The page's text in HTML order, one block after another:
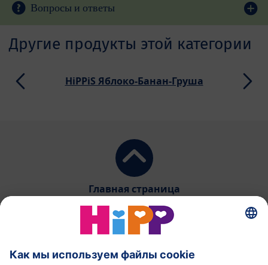
Вопросы и ответы
Другие продукты этой категории
HiPPiS Яблоко-Банан-Груша
Главная страница